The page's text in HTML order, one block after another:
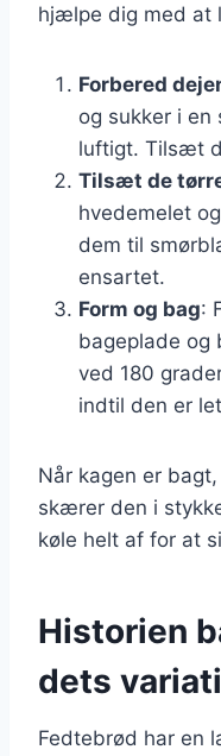
hjælpe dig med at
Forbered
og sukker i en
luftigt. Tilsæt
Tilsæt de
hvedemelet
dem til
ensartet.
Form og bag:
bageplade og
ved 180
indtil den er
Når kagen er
skærer den i
køle helt af for at
Historien
dets
Fedtebrød har en